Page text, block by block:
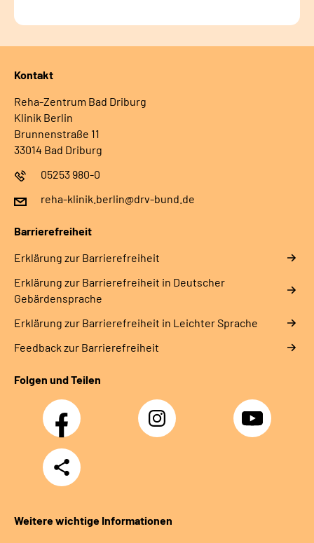
Kontakt
Reha-Zentrum Bad Driburg
Klinik Berlin
Brunnenstraße 11
33014 Bad Driburg
05253 980-0
reha-klinik.berlin@drv-bund.de
Barrierefreiheit
Erklärung zur Barrierefreiheit
Erklärung zur Barrierefreiheit in Deutscher
Gebärdensprache
Erklärung zur Barrierefreiheit in Leichter Sprache
Feedback zur Barrierefreiheit
Folgen und Teilen
Facebook Instagram YouTube
Teilen
Weitere wichtige Informationen